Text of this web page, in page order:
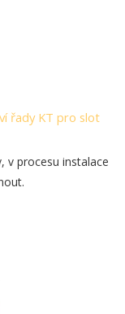
řady KT pro slot
v procesu instalace